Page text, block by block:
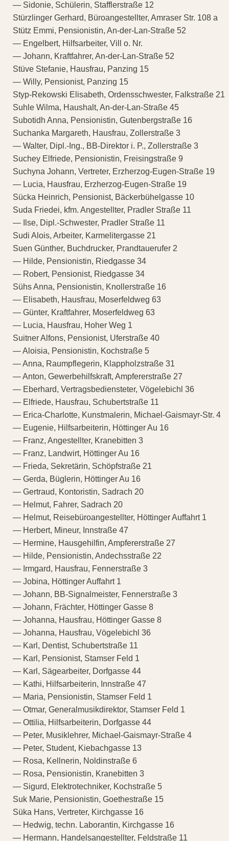
— Sidonie, Schülerin, Stafflerstraße 12
Stürzlinger Gerhard, Büroangestellter, Amraser Str. 108 a
Stütz Emmi, Pensionistin, An-der-Lan-Straße 52
— Engelbert, Hilfsarbeiter, Vill o. Nr.
— Johann, Kraftfahrer, An-der-Lan-Straße 52
Stüve Stefanie, Hausfrau, Panzing 15
— Willy, Pensionist, Panzing 15
Styp-Rekowski Elisabeth, Ordensschwester, Falkstraße 21
Suhle Wilma, Haushalt, An-der-Lan-Straße 45
Subotidh Anna, Pensionistin, Gutenbergstraße 16
Suchanka Margareth, Hausfrau, Zollerstraße 3
— Walter, Dipl.-Ing., BB-Direktor i. P., Zollerstraße 3
Suchey Elfriede, Pensionistin, Freisingstraße 9
Suchyna Johann, Vertreter, Erzherzog-Eugen-Straße 19
— Lucia, Hausfrau, Erzherzog-Eugen-Straße 19
Sücka Heinrich, Pensionist, Bäckerbühelgasse 10
Suda Friedei, kfm. Angestellter, Pradler Straße 11
— Ilse, Dipl.-Schwester, Pradler Straße 11
Sudi Alois, Arbeiter, Karmelitergasse 21
Suen Günther, Buchdrucker, Prandtauerufer 2
— Hilde, Pensionistin, Riedgasse 34
— Robert, Pensionist, Riedgasse 34
Sühs Anna, Pensionistin, Knollerstraße 16
— Elisabeth, Hausfrau, Moserfeldweg 63
— Günter, Kraftfahrer, Moserfeldweg 63
— Lucia, Hausfrau, Hoher Weg 1
Suitner Alfons, Pensionist, Uferstraße 40
— Aloisia, Pensionistin, Kochstraße 5
— Anna, Raumpflegerin, Klappholzstraße 31
— Anton, Gewerbehilfskraft, Ampfererstraße 27
— Eberhard, Vertragsbediensteter, Vögelebichl 36
— Elfriede, Hausfrau, Schubertstraße 11
— Erica-Charlotte, Kunstmalerin, Michael-Gaismayr-Str. 4
— Eugenie, Hilfsarbeiterin, Höttinger Au 16
— Franz, Angestellter, Kranebitten 3
— Franz, Landwirt, Höttinger Au 16
— Frieda, Sekretärin, Schöpfstraße 21
— Gerda, Büglerin, Höttinger Au 16
— Gertraud, Kontoristin, Sadrach 20
— Helmut, Fahrer, Sadrach 20
— Helmut, Reisebüroangestellter, Höttinger Auffahrt 1
— Herbert, Mineur, Innstraße 47
— Hermine, Hausgehilfin, Ampfererstraße 27
— Hilde, Pensionistin, Andechsstraße 22
— Irmgard, Hausfrau, Fennerstraße 3
— Jobina, Höttinger Auffahrt 1
— Johann, BB-Signalmeister, Fennerstraße 3
— Johann, Frächter, Höttinger Gasse 8
— Johanna, Hausfrau, Höttinger Gasse 8
— Johanna, Hausfrau, Vögelebichl 36
— Karl, Dentist, Schubertstraße 11
— Karl, Pensionist, Stamser Feld 1
— Karl, Sägearbeiter, Dorfgasse 44
— Kathi, Hilfsarbeiterin, Innstraße 47
— Maria, Pensionistin, Stamser Feld 1
— Otmar, Generalmusikdirektor, Stamser Feld 1
— Ottilia, Hilfsarbeiterin, Dorfgasse 44
— Peter, Musiklehrer, Michael-Gaismayr-Straße 4
— Peter, Student, Kiebachgasse 13
— Rosa, Kellnerin, Noldinstraße 6
— Rosa, Pensionistin, Kranebitten 3
— Sigurd, Elektrotechniker, Kochstraße 5
Suk Marie, Pensionistin, Goethestraße 15
Süka Hans, Vertreter, Kirchgasse 16
— Hedwig, techn. Laborantin, Kirchgasse 16
— Hermann, Handelsangestellter, Feldstraße 11